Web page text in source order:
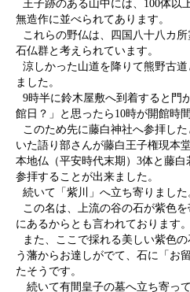
王子跡のある山中には、100体以
無造作に並べられてあります。
これらの野仏は、四国八十八カ
石仏群と考えられています。
涼しかった山道を降りて熊野古
ました。
9時半に鈴木屋敷へ到着すると門
館日？」と思ったら10時が開館時間
このため先に藤白神社へ参拝し
いた語り部さんが藤白王子権現本
本地仏（平安時代末期）3体と藤
参拝することが出来ました。
続いて「紫川」へ立ち寄りました
この名は、上流の谷の石が紫色
にあるからとも言われております。
また、ここで採れる美しい紫色
う藩からお達しがでて、石に「お
たそうです。
続いて有間皇子の墓へ立ち寄っ